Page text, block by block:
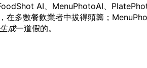
AI、MenuPhotoAI、
在多數餐飲業者中拔得頭籌；
生成一道假的。